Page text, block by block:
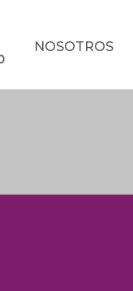
NOSOTROS